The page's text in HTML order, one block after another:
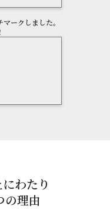
ークしました。
わたり
の理由